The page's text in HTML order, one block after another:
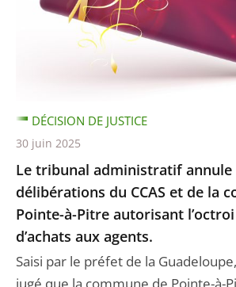
Le tribunal administratif annule
délibérations du CCAS et de la
Pointe-à-Pitre autorisant
d’achats aux agents.
Saisi par le préfet de la
jugé que la commune de Pointe-à-
DÉCISION DE JUSTICE
30 juin 2025